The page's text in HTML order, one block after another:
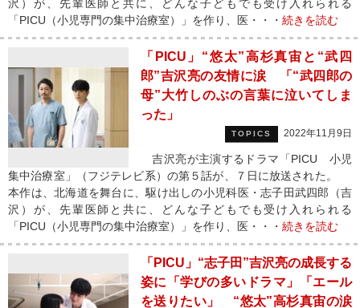
沢）が、先輩医師と共に、どんな子どもでも受け入れられる
「PICU（小児専門の集中治療室）」を作り、医・・・ 続きを読む
「PICU」“悠太”高杉真宙と“武四
郎”吉沢亮の友情に涙 「“武四郎の
母”大竹しのぶの言葉に泣いてしま
った」
TOPICS 2022年11月9日
吉沢亮が主演するドラマ「PICU 小児
集中治療室」（フジテレビ系）の第５話が、７日に放送された。
本作は、北海道を舞台に、駆け出しの小児科医・志子田武四郎（吉
沢）が、先輩医師と共に、どんな子どもでも受け入れられる
「PICU（小児専門の集中治療室）」を作り、医・・・ 続きを読む
「PICU」“志子田”吉沢亮の成長する
姿に「学びの多いドラマ」「エール
を送りたい」 “悠太”高杉真宙の涙